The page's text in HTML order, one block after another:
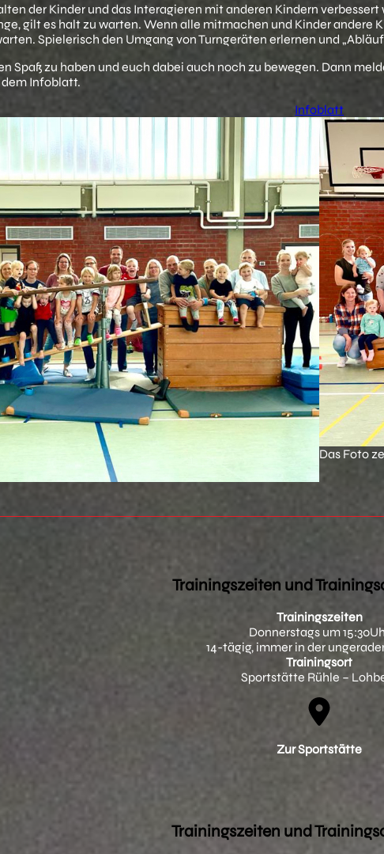
der Kinder und das Interagieren mit anderen Kindern
gilt es halt zu warten. Wenn alle mitmachen und Kinder
Spielerisch den Umgang von Turngeräten erlernen und
Spaß zu haben und euch dabei auch noch zu bewegen. Dann
Infoblatt.
Infoblatt
Das Foto
Trainingszeiten und
Trainingszeiten
Donnerstags um
14-tägig, immer in der
Trainingsort
Sportstätte Rühle –
Zur Sportstätte
Trainingszeiten und